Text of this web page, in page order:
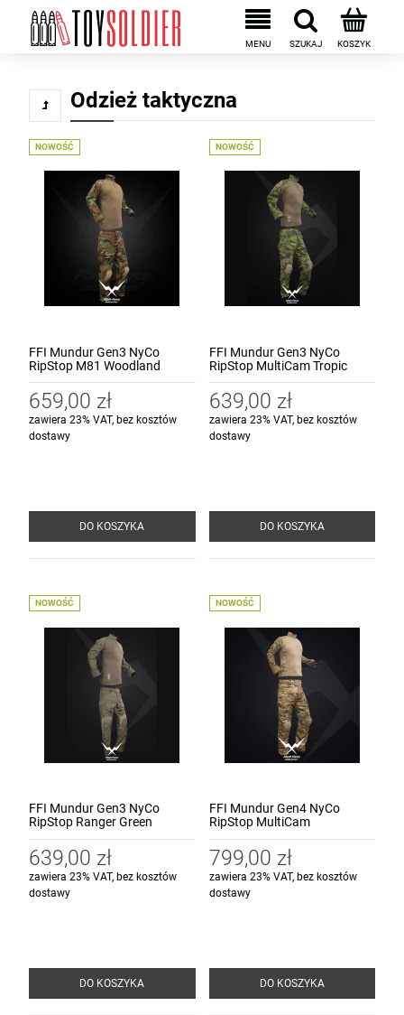
Odzież taktyczna
FFI Mundur Gen3 NyCo
RipStop M81 Woodland
659,00 zł
zawiera 23% VAT, bez kosztów
dostawy
DO KOSZYKA
NOWOŚĆ
FFI Mundur Gen3 NyCo
RipStop MultiCam Tropic
639,00 zł
zawiera 23% VAT, bez kosztów
dostawy
DO KOSZYKA
NOWOŚĆ
FFI Mundur Gen3 NyCo
RipStop Ranger Green
639,00 zł
zawiera 23% VAT, bez kosztów
dostawy
DO KOSZYKA
NOWOŚĆ
FFI Mundur Gen4 NyCo
RipStop MultiCam
799,00 zł
zawiera 23% VAT, bez kosztów
dostawy
DO KOSZYKA
NOWOŚĆ